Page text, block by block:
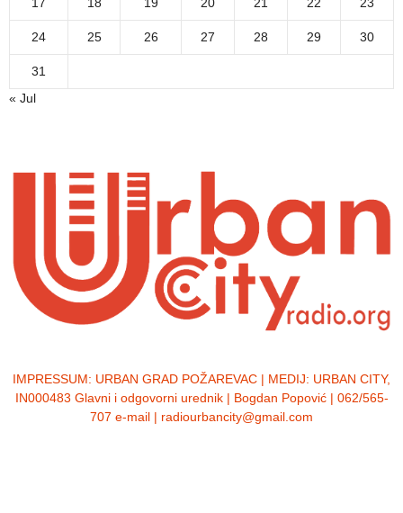
24 25 26 27 28 29 30
31
« Jul
IMPRESSUM: URBAN GRAD POŽAREVAC | MEDIJ: URBAN CITY,
IN000483 Glavni i odgovorni urednik | Bogdan Popović | 062/565-
707 e-mail | radiourbancity@gmail.com